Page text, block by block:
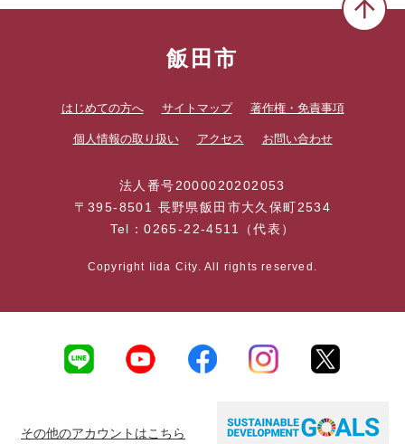
飯田市
はじめての方へ サイトマップ 著作権・免責事項
個人情報の取り扱い アクセス お問い合わせ
法人番号2000020202053
〒395-8501 長野県飯田市大久保町2534
Tel：0265-22-4511（代表）
Copyright Iida City. All rights reserved.
その他のアカウントはこちら